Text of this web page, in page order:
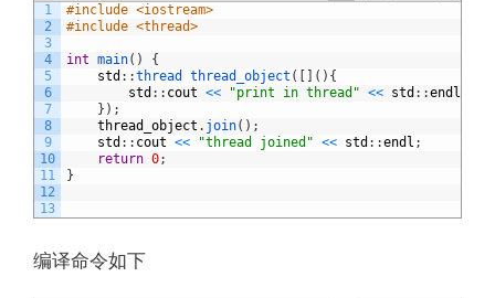
1
2
3
4
5
6
7
8
9
10
11
12
13
#include <iostream>
#include <thread>
int main( )
{
std : :thread thread_object ( [ ] ( ) {
std : : cout << "print in thread" << std : :endl
} ) ;
thread_object . join( ) ;
std : : cout << "thread joined" << std : :endl ;
return 0;
}
编译命令如下